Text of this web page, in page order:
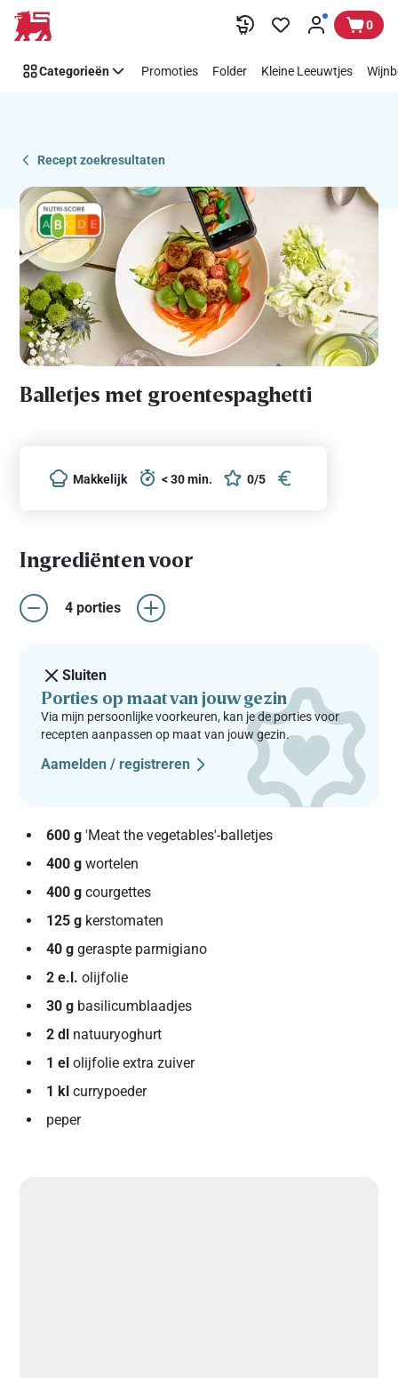
Overslaan
Recipe
Details
0
Categorieën Promoties Folder Kleine Leeuwtjes
Recept zoekresultaten
Balletjes met groentespaghetti
Makkelijk < 30 min. 0/5
Ingrediënten voor
4 porties
Sluiten
Porties op maat van jouw gezin
Via mijn persoonlijke voorkeuren, kan je de porties voor
recepten aanpassen op maat van jouw gezin.
Aamelden / registreren
600 g 'Meat the vegetables'-balletjes
400 g wortelen
400 g courgettes
125 g kerstomaten
40 g geraspte parmigiano
2 e.l. olijfolie
30 g basilicumblaadjes
2 dl natuuryoghurt
1 el olijfolie extra zuiver
1 kl currypoeder
peper